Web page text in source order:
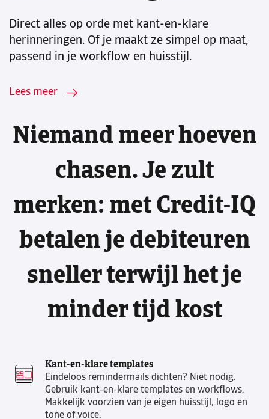
Direct alles op orde met kant-en-klare
herinneringen. Of je maakt ze simpel op maat,
passend in je workflow en huisstijl.
Lees meer
Niemand meer hoeven
chasen. Je zult
merken: met Credit-IQ
betalen je debiteuren
sneller terwijl het je
minder tijd kost
Kant-en-klare templates
Eindeloos remindermails dichten? Niet nodig.
Gebruik kant-en-klare templates en workflows.
Makkelijk voorzien van je eigen huisstijl, logo en
tone of voice.